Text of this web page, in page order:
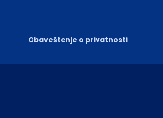
Obaveštenje o privatnosti